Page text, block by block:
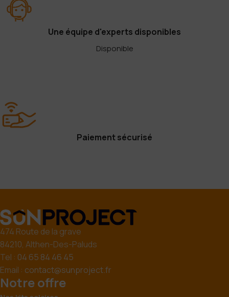
Une équipe d'experts disponibles
Disponible
Paiement sécurisé
474 Route de la grave
84210, Althen-Des-Paluds
Tel : 04 65 84 46 45
Email : contact@sunproject.fr
Notre offre